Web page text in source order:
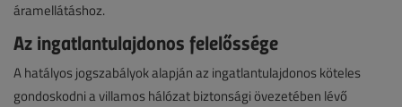
áramellátáshoz.
Az ingatlantulajdonos felelőssége
A hatályos jogszabályok alapján az ingatlantulajdonos köteles
gondoskodni a villamos hálózat biztonsági övezetében lévő